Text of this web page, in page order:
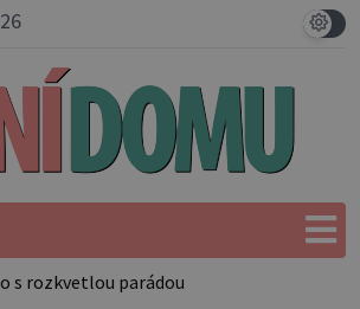
s rozkvetlou parádou